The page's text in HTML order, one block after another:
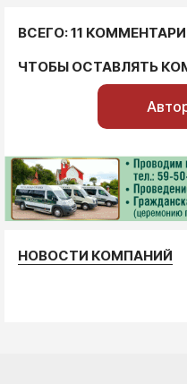
ВСЕГО: 11
ЧТОБЫ ОСТАВЛЯТЬ
НОВОСТИ КОМПАНИЙ